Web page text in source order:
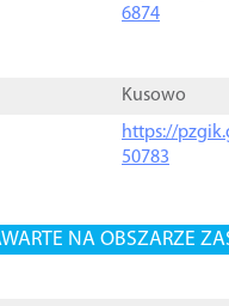
6874
Kusowo
https://
50783
NA OBSZARZE